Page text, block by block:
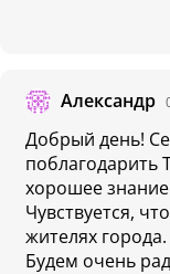
Александр
Добрый день!
поблагодарить
хорошее
Чувствуется,
жителях
Будем очень